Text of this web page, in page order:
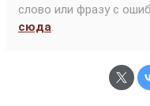
слово или фразу с
сюда.